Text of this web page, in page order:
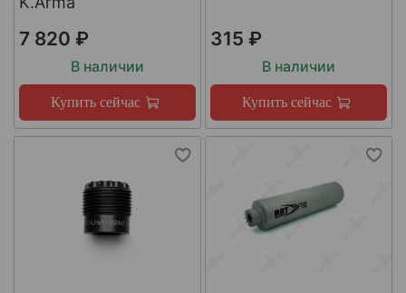
7 820 ₽
В наличии
Купить сейчас
315 ₽
В наличии
Купить сейчас